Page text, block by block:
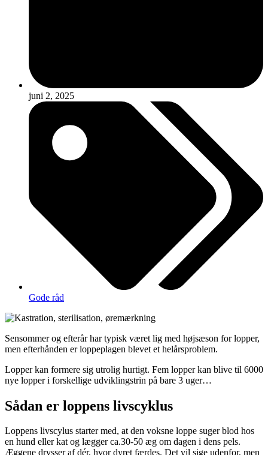
juni 2, 2025
Gode råd
Sensommer og efterår har typisk været lig med højsæson for lopper,
men efterhånden er loppeplagen blevet et helårsproblem.
Lopper kan formere sig utrolig hurtigt. Fem lopper kan blive til 6000
nye lopper i forskellige udviklingstrin på bare 3 uger…
Sådan er loppens livscyklus
Loppens livscylus starter med, at den voksne loppe suger blod hos
en hund eller kat og lægger ca.30-50 æg om dagen i dens pels.
Æggene drysser af dér, hvor dyret færdes. Det vil sige udenfor, men